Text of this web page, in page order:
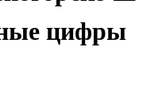
цифры